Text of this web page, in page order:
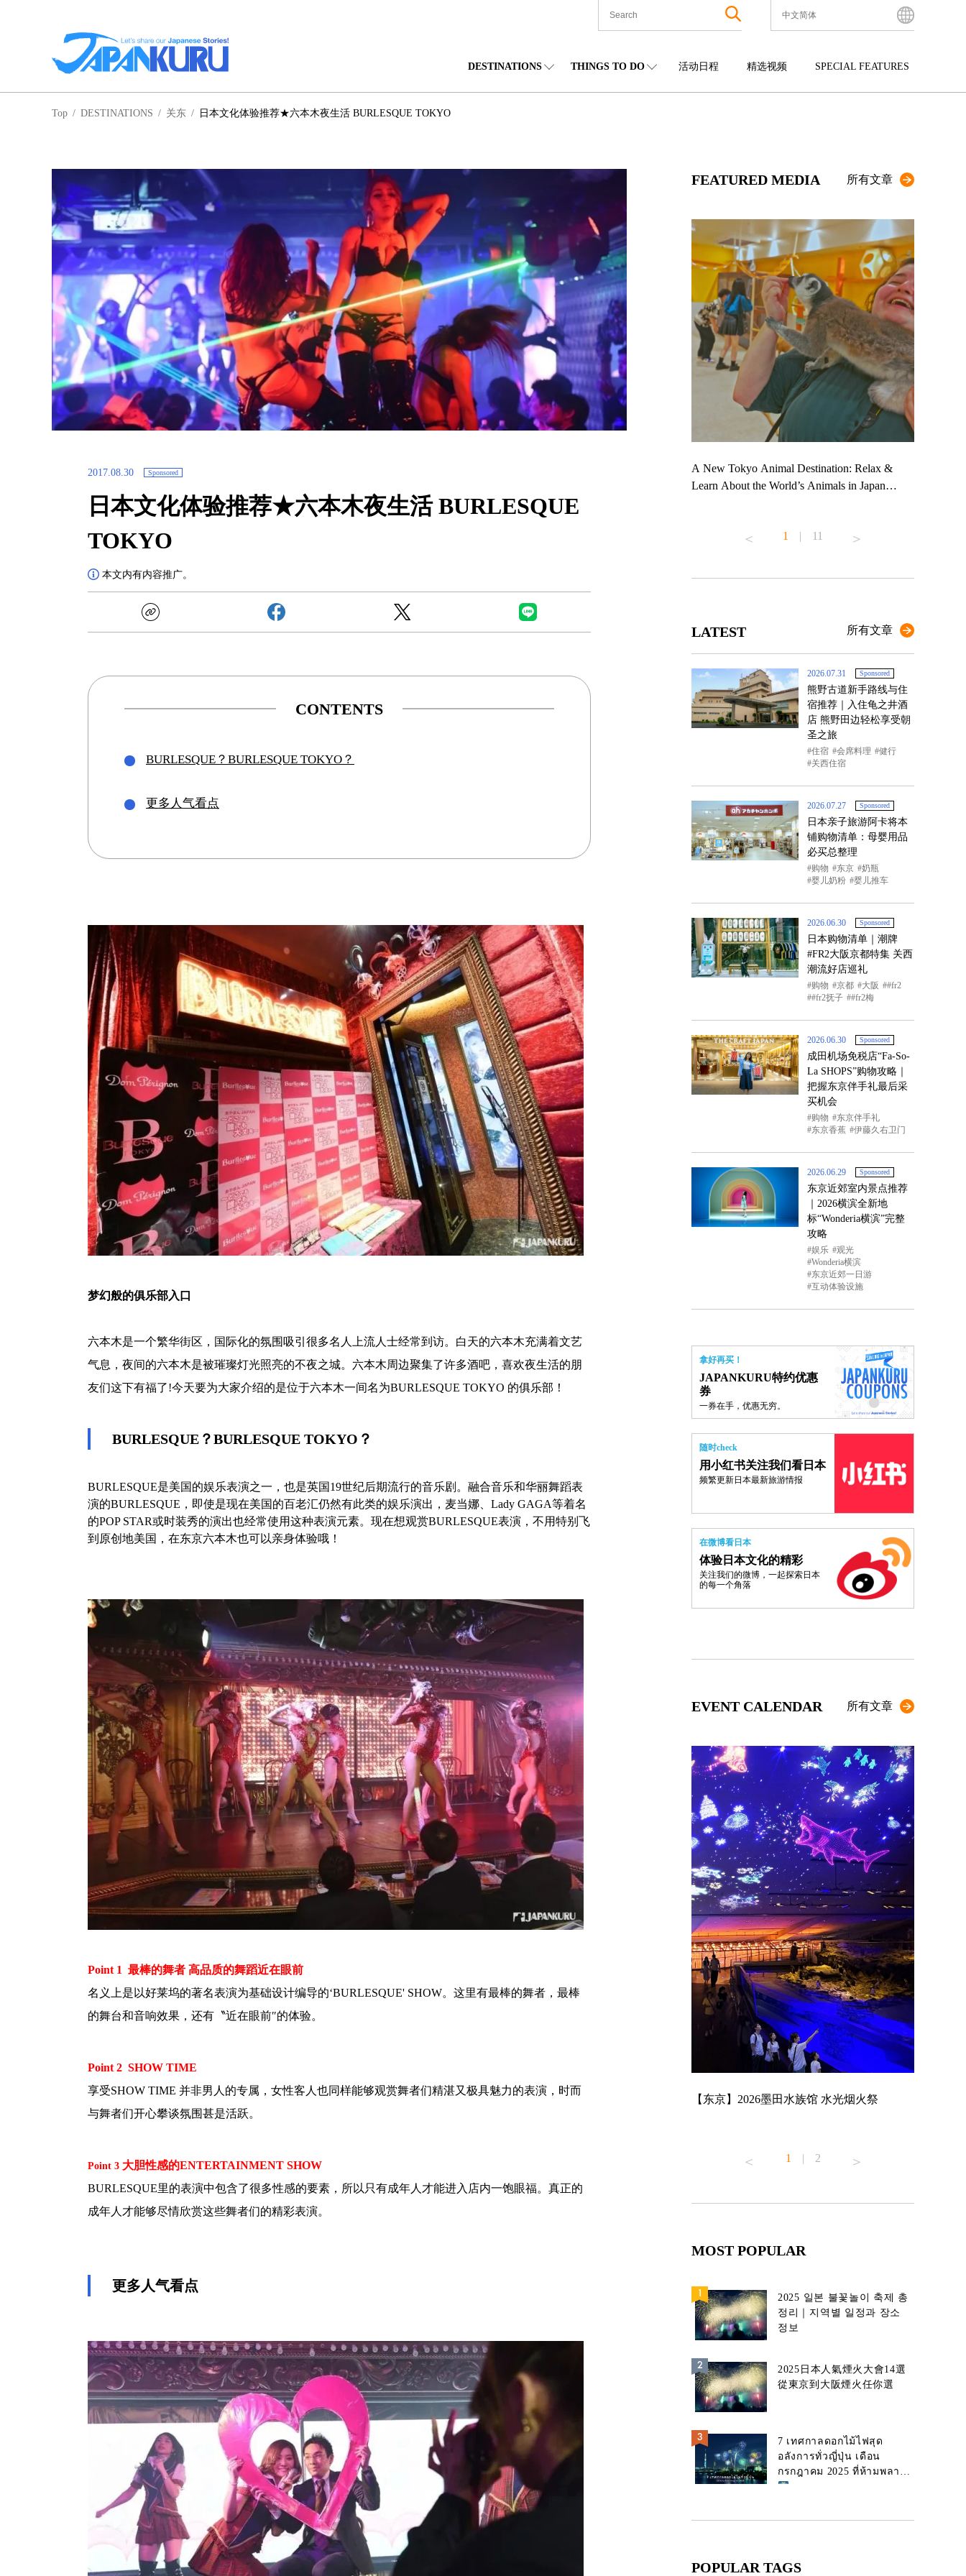
中文简体
Tiếng Việt
DESTINATIONS
北海道
关东
THINGS TO DO
购物
活动日程 精选视频 SPECIAL FEATURES
Top / DESTINATIONS / 关东 / 日本文化体验推荐★六本木夜生活 BURLESQUE TOKYO
2017.08.30 Sponsored
日本文化体验推荐★六本木夜生活 BURLESQUE
TOKYO
本文内有内容推广。
CONTENTS
BURLESQUE？BURLESQUE TOKYO？
更多人气看点
梦幻般的俱乐部入口
六本木是一个繁华街区，国际化的氛围吸引很多名人上流人士经常到访。白天的六本木充满着文艺
气息，夜间的六本木是被璀璨灯光照亮的不夜之城。六本木周边聚集了许多酒吧，喜欢夜生活的朋
友们这下有福了!今天要为大家介绍的是位于六本木一间名为BURLESQUE TOKYO 的俱乐部！
BURLESQUE？BURLESQUE TOKYO？
BURLESQUE是美国的娱乐表演之一，也是英国19世纪后期流行的音乐剧。融合音乐和华丽舞蹈表
演的BURLESQUE，即使是现在美国的百老汇仍然有此类的娱乐演出，麦当娜、Lady GAGA等着名
的POP STAR或时装秀的演出也经常使用这种表演元素。现在想观赏BURLESQUE表演，不用特别飞
到原创地美国，在东京六本木也可以亲身体验哦！
Point 1 最棒的舞者 高品质的舞蹈近在眼前
名义上是以好莱坞的著名表演为基础设计编导的‘BURLESQUE' SHOW。这里有最棒的舞者，最棒
的舞台和音响效果，还有〝近在眼前″的体验。
Point 2 SHOW TIME
享受SHOW TIME 并非男人的专属，女性客人也同样能够观赏舞者们精湛又极具魅力的表演，时而
与舞者们开心攀谈氛围甚是活跃。
Point 3 大胆性感的ENTERTAINMENT SHOW​
BURLESQUE里的表演中包含了很多性感的要素，所以只有成年人才能进入店内一饱眼福。真正的
成年人才能够尽情欣赏这些舞者们的精彩表演。
更多人气看点
FEATURED MEDIA 所有文章
acclaimed immersive art and bringing it to
Japan's ancient capital. We can't wait to see it for
#kyototrip #japantravel #artnews
Photos courtesy of teamLab, Exhibition view of
teamLab Biovortex Kyoto, 2025, Kyoto ®
A New Tokyo Animal Destination: Relax &
Learn About the World’s Animals in Japan
#japantrip #카피바라 #애니터치 #아이와가볼
1 | 11
LATEST 所有文章
2026.07.31 Sponsored
熊野古道新手路线与住
宿推荐｜入住龟之井酒
店 熊野田边轻松享受朝
圣之旅
住宿 会席料理
健行
关西住宿
2026.07.27 Sponsored
日本亲子旅游阿卡将本
铺购物清单：母婴用品
必买总整理
购物 东京
奶瓶
婴儿奶粉
婴儿推车
2026.06.30 Sponsored
日本购物清单｜潮牌
#FR2大阪京都特集 关西
潮流好店巡礼
购物 京都 大阪
#fr2
#fr2抚子
#fr2梅
2026.06.30 Sponsored
成田机场免税店“Fa-So-
La SHOPS”购物攻略｜
把握东京伴手礼最后采
买机会
购物
东京伴手礼
东京香蕉
伊藤久右卫门
2026.06.29 Sponsored
东京近郊室内景点推荐
｜2026横滨全新地
标“Wonderia横滨”完整
攻略
娱乐
观光
Wonderia横滨
东京近郊一日游
互动体验设施
拿好再买！
JAPANKURU特约优惠
券
一券在手，优惠无穷。
随时check
用小红书关注我们看日本
频繁更新日本最新旅游情报
在微博看日本
体验日本文化的精彩
关注我们的微博，一起探索日本
的每一个角落
EVENT CALENDAR 所有文章
【东京】AIR TWOKYO限定快闪店
【东京】2026墨田水族馆 水光烟火祭
1 | 2
MOST POPULAR
2025 일본 불꽃놀이 축제 총
정리｜지역별 일정과 장소
정보
2025日本人氣煙火大會14選
從東京到大阪煙火任你選
7 เทศกาลดอกไม้ไฟสุด
อลังการทั่วญี่ปุ่น เดือน
กรกฎาคม 2025 ที่ห้ามพลาด!
POPULAR TAGS